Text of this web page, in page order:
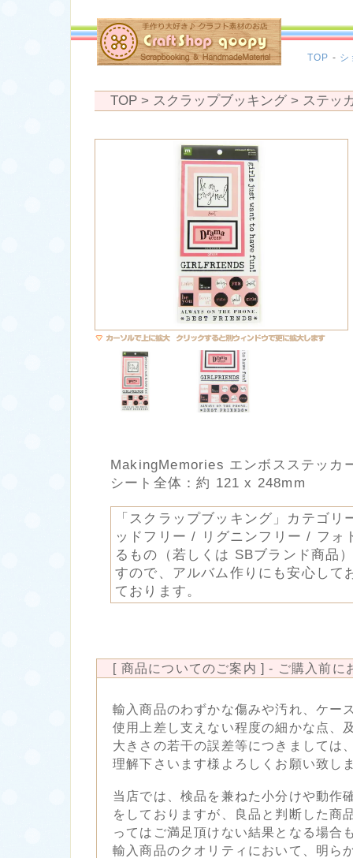
TOP - シ
TOP > スクラップブッキング > ステッ
MakingMemories エンボスステッカ
シート全体：約 121 x 248mm
「スクラップブッキング」カテゴ
ッドフリー / リグニンフリー / フォ
るもの（若しくは SBブランド商品
すので、アルバム作りにも安心して
ております。
[ 商品についてのご案内 ] - ご購入前に
輸入商品のわずかな傷みや汚れ、ケー
使用上差し支えない程度の細かな点、
大きさの若干の誤差等につきましては
理解下さいます様よろしくお願い致し
当店では、検品を兼ねた小分けや動作
をしておりますが、良品と判断した商
ってはご満足頂けない結果となる場合
輸入商品のクオリティにおいて、明ら